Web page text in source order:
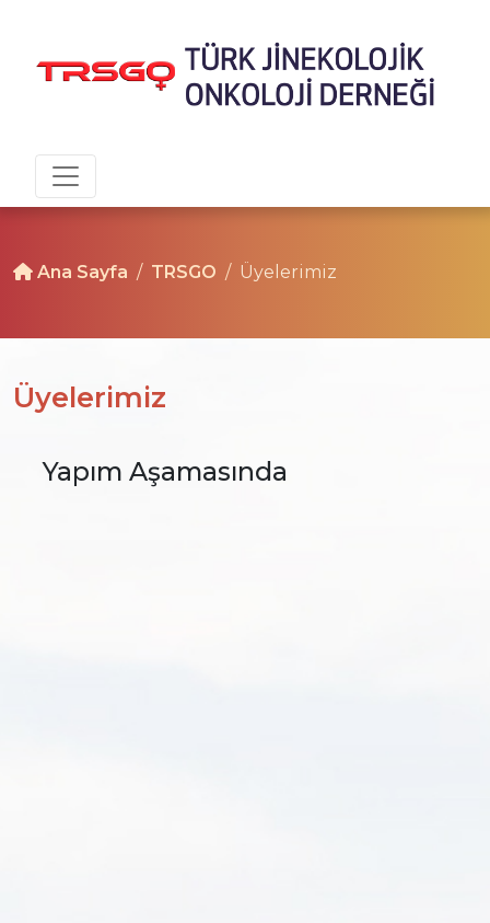
Ana Sayfa TRSGO Üyelerimiz
Üyelerimiz
Yapım Aşamasında